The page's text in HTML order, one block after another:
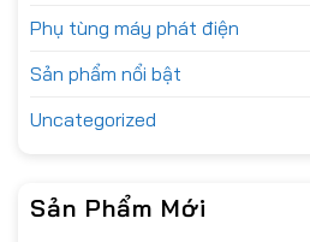
Phụ tùng máy phát điện
Sản phẩm nổi bật
Uncategorized
Sản Phẩm Mới